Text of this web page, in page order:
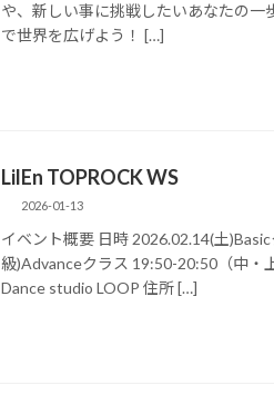
や、新しい事に挑戦したいあなたの一
で世界を広げよう！ […]
LilEn TOPROCK WS
2026-01-13
イベント概要 日時 2026.02.14(土
級)Advanceクラス 19:50-20:50（中・
Dance studio LOOP 住所 […]